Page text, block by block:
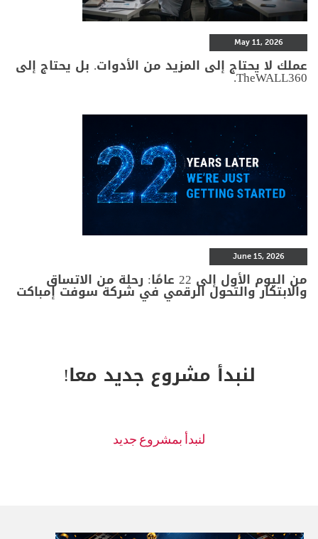
May 11, 2026
عملك لا يحتاج إلى المزيد من الأدوات. بل يحتاج إلى
TheWALL360.
June 15, 2026
من اليوم الأول إلى 22 عامًا: رحلة من الاتساق
والابتكار والتحول الرقمي في شركة سوفت إمباكت
لنبدأ مشروع جديد معا!